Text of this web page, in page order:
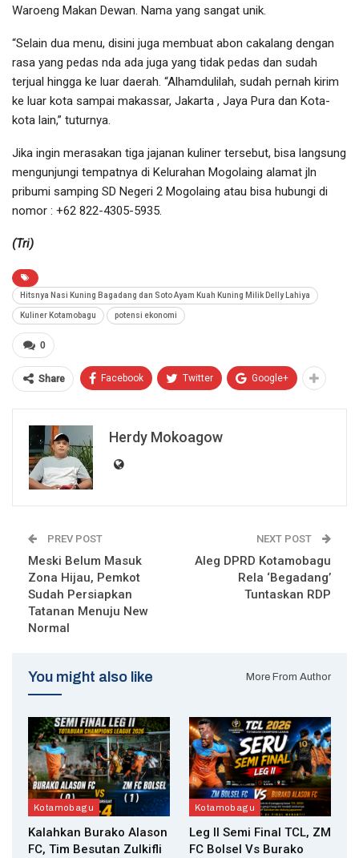
Waroeng Makan Dewan. Nama yang sangat unik.
“Selain dua menu, disini juga membuat abon cakalang dengan
rasa yang pedas nda ada juga yang tidak pedas dan sudah
terjual hingga ke luar daerah. “Alhamdulilah, sudah pernah kirim
ke luar kota sampai makassar, Jakarta , Jaya Pura dan Kota-
kota lain,” tuturnya.
Jika ingin merasakan tiga jajanan kuliner tersebut, bisa langsung
mengunjungi tempatnya di Kelurahan Mogolaing alamat jln
pribumi samping SD Negeri 2 Mogolaing atau bisa hubungi di
nomor : +62 822-4305-5935.
(Tri)
Hitsnya Nasi Kuning Bagadang dan Soto Ayam Kuah Kuning Milik Delly Lahiya
Kuliner Kotamobagu potensi ekonomi
0
Share Facebook Twitter Google+
Herdy Mokoagow
PREV POST
Meski Belum Masuk
Zona Hijau, Pemkot
Sudah Persiapkan
Tatanan Menuju New
Normal
NEXT POST
Aleg DPRD Kotamobagu
Rela ‘Begadang’
Tuntaskan RDP
You might also like More From Author
Kotamobagu
Kalahkan Burako Alason
FC, Tim Besutan Zulkifli
Kotamobagu
Leg II Semi Final TCL, ZM
FC Bolsel Vs Burako